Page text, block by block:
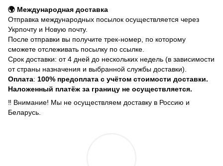
🌍 Международная доставка
Отправка международных посылок осуществляется через
Укрпочту и Новую почту.
После отправки вы получите трек-номер, по которому
сможете отслеживать посылку по ссылке.
Срок доставки: от 4 дней до нескольких недель (в зависимости
от страны назначения и выбранной службы доставки).
Оплата: 100% предоплата с учётом стоимости доставки.
Наложенный платёж за границу не осуществляется.
‼️ Внимание! Мы не осуществляем доставку в Россию и
Беларусь.